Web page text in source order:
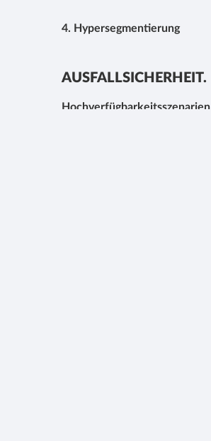
4. Hypersegmentierung
AUSFALLSICHERHEIT.
Hochverfügbarkeitsszenarien